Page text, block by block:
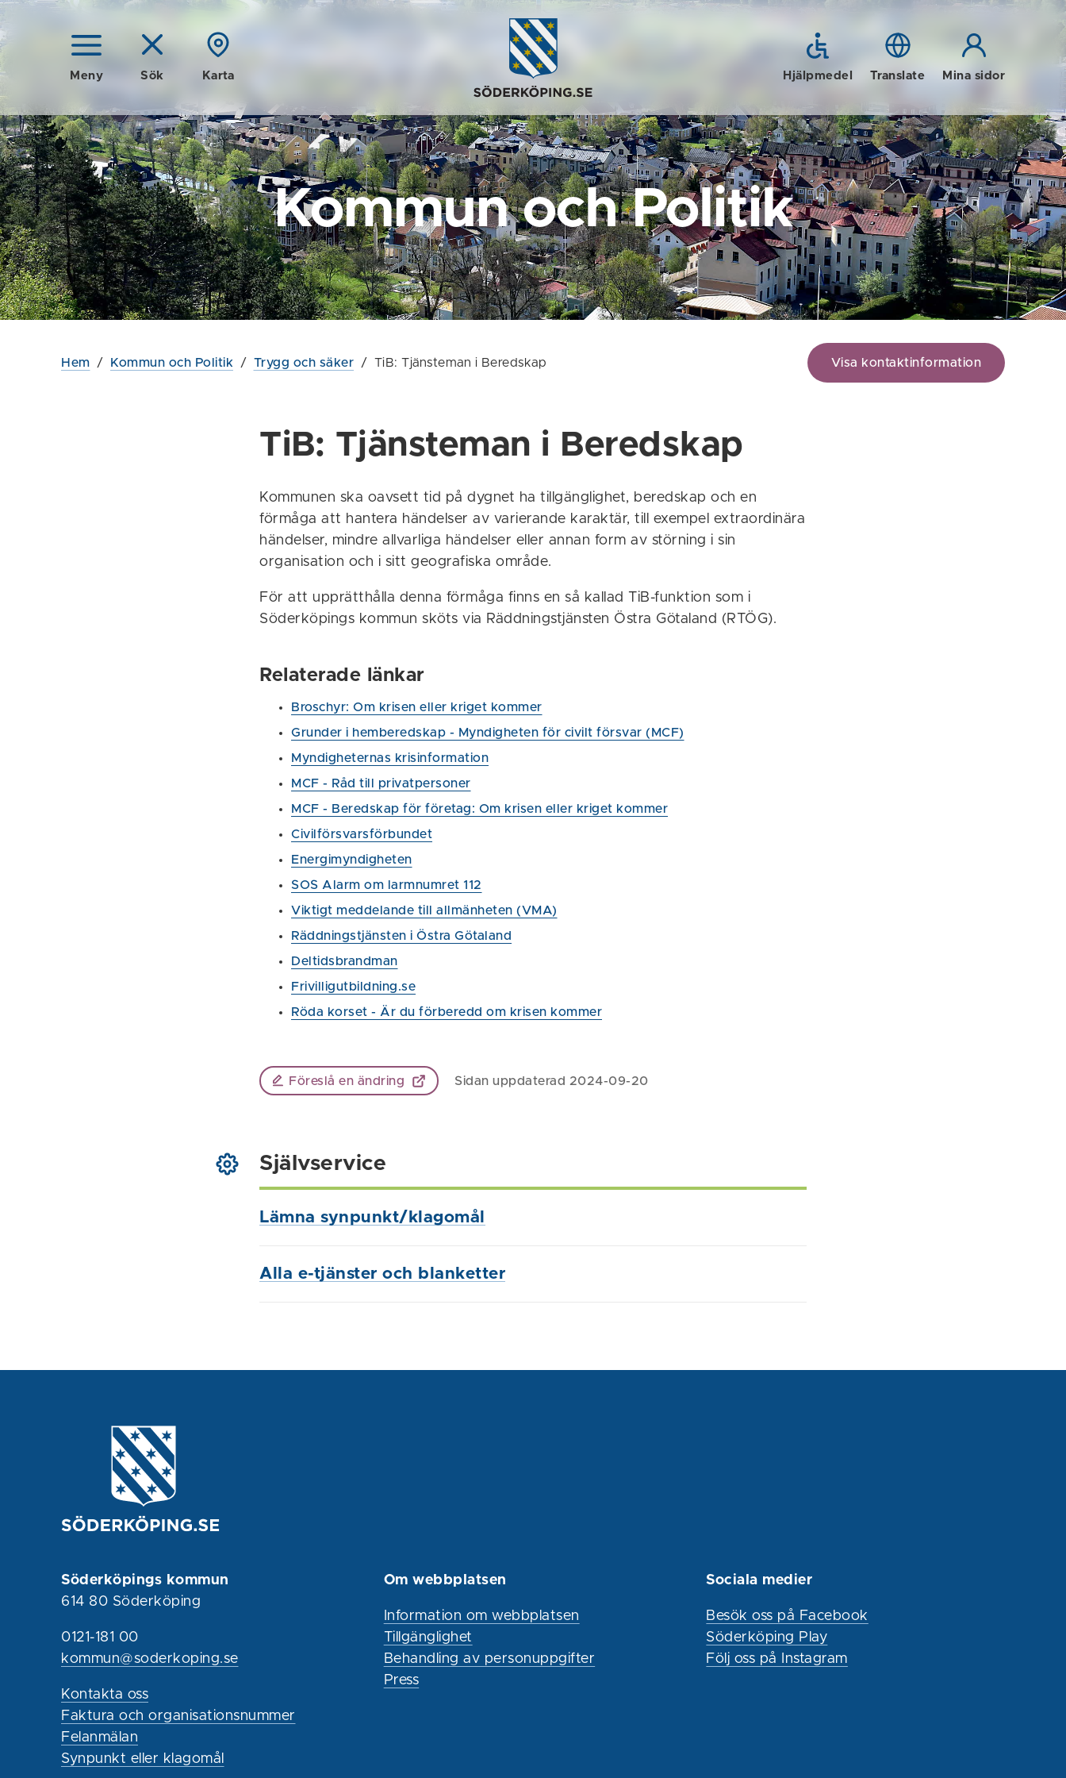
Meny Sök Karta Hjälpmedel Translate Mina sidor
Kommun och Politik
Hem / Kommun och Politik / Trygg och säker / TiB: Tjänsteman i Beredskap Visa kontaktinformation
TiB: Tjänsteman i Beredskap
Kommunen ska oavsett tid på dygnet ha tillgänglighet, beredskap och en
förmåga att hantera händelser av varierande karaktär, till exempel extraordinära
händelser, mindre allvarliga händelser eller annan form av störning i sin
organisation och i sitt geografiska område.
För att upprätthålla denna förmåga finns en så kallad TiB-funktion som i
Söderköpings kommun sköts via Räddningstjänsten Östra Götaland (RTÖG).
Relaterade länkar
Broschyr: Om krisen eller kriget kommer
Grunder i hemberedskap - Myndigheten för civilt försvar (MCF)
Myndigheternas krisinformation
MCF - Råd till privatpersoner
MCF - Beredskap för företag: Om krisen eller kriget kommer
Civilförsvarsförbundet
Energimyndigheten
SOS Alarm om larmnumret 112
Viktigt meddelande till allmänheten (VMA)
Räddningstjänsten i Östra Götaland
Deltidsbrandman
Frivilligutbildning.se
Röda korset - Är du förberedd om krisen kommer
Föreslå en ändring Sidan uppdaterad 2024-09-20
Självservice
Lämna synpunkt/klagomål
Alla e-tjänster och blanketter
Söderköpings kommun
614 80 Söderköping
0121-181 00
kommun@soderkoping.se
Kontakta oss
Faktura och organisationsnummer
Felanmälan
Synpunkt eller klagomål
Om webbplatsen
Information om webbplatsen
Tillgänglighet
Behandling av personuppgifter
Press
Sociala medier
Besök oss på Facebook
Söderköping Play
Följ oss på Instagram